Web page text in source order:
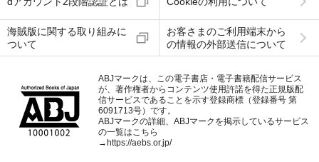
海賊版に関する取り組みに
ついて
お客さまのご利用端末から
の情報の外部送信について
ABJマークは、この電子書店・電子書籍配信サービス
が、著作権者からコンテンツ使用許諾を得た正規版配
信サービスであることを示す登録商標（登録番号 第
6091713号）です。
ABJマークの詳細、ABJマークを掲示しているサービス
の一覧はこちら
→ https://aebs.or.jp/